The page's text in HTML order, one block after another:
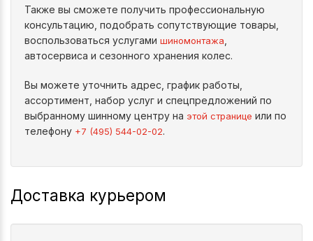
Также вы сможете получить профессиональную
консультацию, подобрать сопутствующие товары,
воспользоваться услугами шиномонтажа
автосервиса и сезонного хранения колес.
Вы можете уточнить адрес, график работы,
ассортимент, набор услуг и спецпредложений по
выбранному шинному центру на этой странице или по
телефону +7 (495) 544-02-02.
Доставка курьером